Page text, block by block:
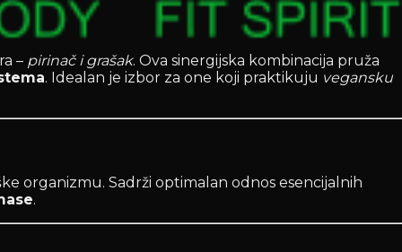
– pirinač i grašak. Ova sinergijska kombinacija pruža
. Idealan je izbor za one koji praktikuju vegansku
organizmu. Sadrži optimalan odnos esencijalnih
.